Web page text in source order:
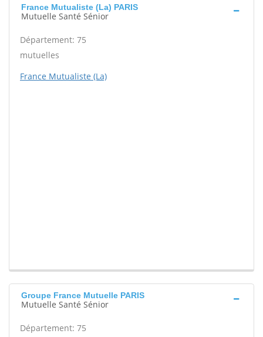
France Mutualiste (La) PARIS
Mutuelle Santé Sénior
Département: 75
mutuelles
France Mutualiste (La)
Groupe France Mutuelle PARIS
Mutuelle Santé Sénior
Département: 75